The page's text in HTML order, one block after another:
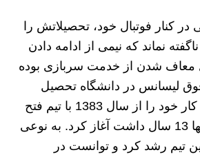
کنار فوتبال خود، تحصیلاتش را
ناگفته نماند که نیمی از ادامه دادن
معاف شدن از خدمت سربازی بوده
لیسانس در دانشگاه تحصیل
کرده است. او ابتدا کار خود را از سال 1383 با تیم فتح
مشهد، زمانی که تنها 13 سال داشت آغاز کرد. به نوعی
تیم رشد کرد و توانست در